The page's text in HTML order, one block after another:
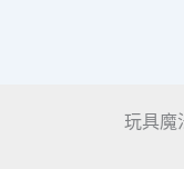
玩具魔